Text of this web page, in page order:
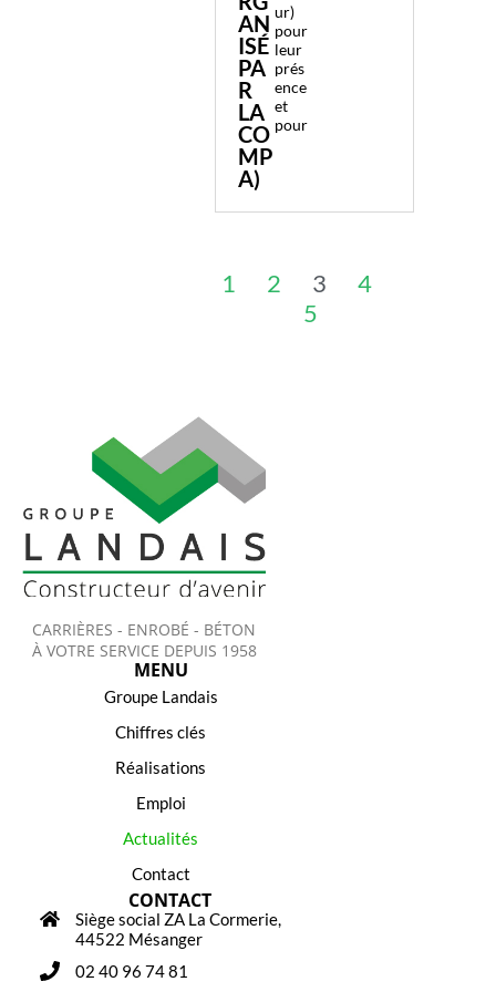
AN
ISÉ
PA
R
LA
CO
MP
A)
ur)
pour
leur
prés
ence
et
pour
1 2 3
4
5
CARRIÈRES - ENROBÉ - BÉTON
À VOTRE SERVICE DEPUIS 1958
MENU
Groupe Landais
Chiffres clés
Réalisations
Emploi
Actualités
Contact
CONTACT
Siège social ZA La Cormerie,
44522 Mésanger
02 40 96 74 81